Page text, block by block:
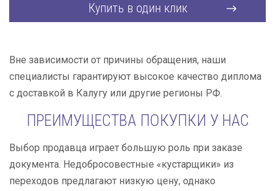
Купить в один клик
Вне зависимости от причины обращения, наши
специалисты гарантируют высокое качество диплома
с доставкой в Калугу или другие регионы РФ.
ПРЕИМУЩЕСТВА ПОКУПКИ У НАС
Выбор продавца играет большую роль при заказе
документа. Недобросовестные «кустарщики» из
переходов предлагают низкую цену, однако